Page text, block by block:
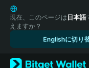
English
日本語
Tiếng Việt
Español (Latinoamérica)
Türkçe
現在、このページは日本語
えますか？
Englishに切り